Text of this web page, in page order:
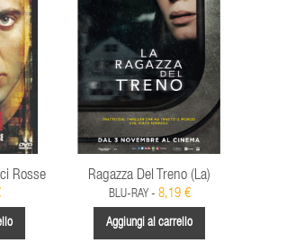
Rosse Ragazza Del Treno (La)
BLU-RAY - 8,19 €
Aggiungi al carrello